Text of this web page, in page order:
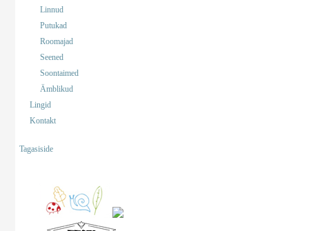
Linnud
Putukad
Roomajad
Seened
Soontaimed
Ämblikud
Lingid
Kontakt
Tagasiside